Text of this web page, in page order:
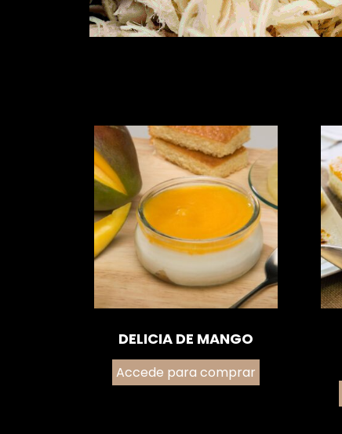
DELICIA DE MANGO
Accede para comprar